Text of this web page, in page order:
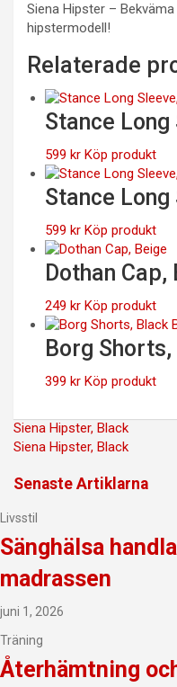
Siena Hipster –
hipstermodell!
Relaterade
Stance Long
599 kr Köp produkt
Stance Long
599 kr Köp produkt
Dothan Cap,
249 kr Köp produkt
Borg
399 kr Köp produkt
Siena Hipster, Black
Siena Hipster, Black
Senaste Artiklarna
Livsstil
Sänghälsa
madrassen
juni 1, 2026
Träning
Återhämtning